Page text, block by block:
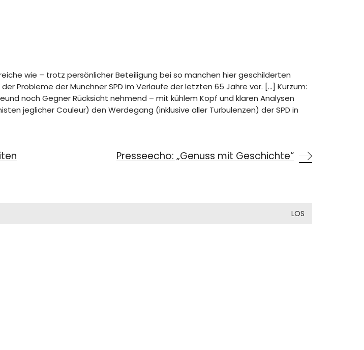
wie – trotz persönlicher Beteiligung bei so manchen hier geschilderten
Probleme der Münchner SPD im Verlaufe der letzten 65 Jahre vor. […] Kurzum:
noch Gegner Rücksicht nehmend – mit kühlem Kopf und klaren Analysen
jeglicher Couleur) den Werdegang (inklusive aller Turbulenzen) der SPD in
Presseecho: „Genuss mit Geschichte“